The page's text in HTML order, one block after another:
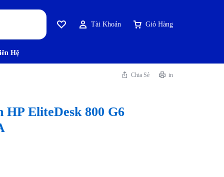
Tài Khoản Giỏ Hàng
Hệ
Chia Sẻ in
HP EliteDesk 800 G6